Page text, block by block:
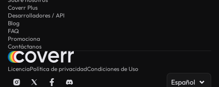
Coverr Plus
Desarrolladores / API
Blog
FAQ
Promociona
Contáctanos
LicenciaPolítica de privacidadCondiciones de Uso
Español